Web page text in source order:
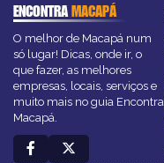
ENCONTRAMACAPÁ
O melhor de Macapá num
só lugar! Dicas, onde ir, o
que fazer, as melhores
empresas, locais, serviços e
muito mais no guia Encontra
Macapá.